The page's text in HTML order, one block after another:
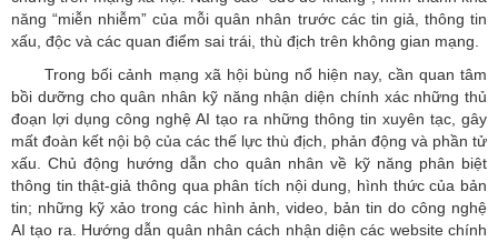
năng “miễn nhiễm” của mỗi quân nhân trước các tin giả, thông tin
xấu, độc và các quan điểm sai trái, thù địch trên không gian mạng.
Trong bối cảnh mạng xã hội bùng nổ hiện nay, cần quan tâm
bồi dưỡng cho quân nhân kỹ năng nhận diện chính xác những thủ
đoạn lợi dụng công nghệ AI tạo ra những thông tin xuyên tạc, gây
mất đoàn kết nội bộ của các thế lực thù địch, phản động và phần tử
xấu. Chủ động hướng dẫn cho quân nhân về kỹ năng phân biệt
thông tin thật-giả thông qua phân tích nội dung, hình thức của bản
tin; những kỹ xảo trong các hình ảnh, video, bản tin do công nghệ
AI tạo ra. Hướng dẫn quân nhân cách nhận diện các website chính